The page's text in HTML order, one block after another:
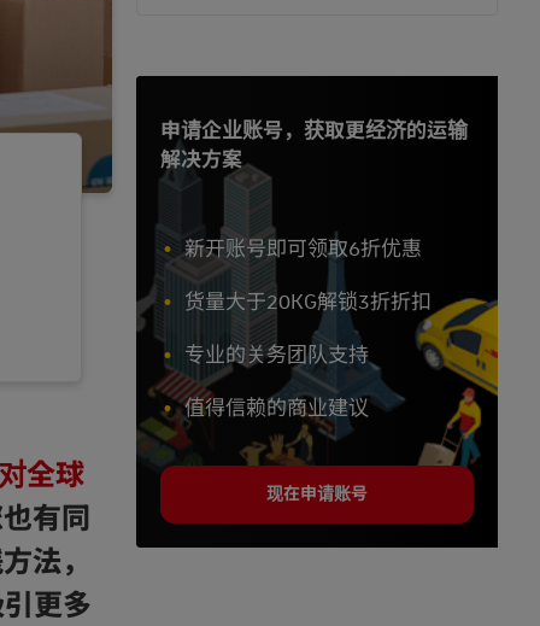
全球
有同
法，
更多
申请企业账号，获取更经济的运输
解决方案
新开账号即可领取6折优惠
货量大于20KG解锁3折折扣
专业的关务团队支持
值得信赖的商业建议
现在申请账号